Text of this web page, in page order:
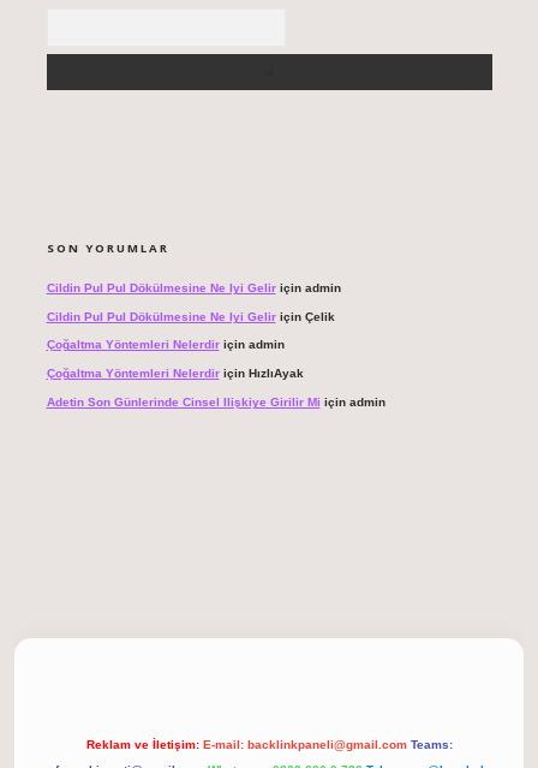
SON YORUMLAR
Cildin Pul Pul Dökülmesine Ne Iyi Geliriçin admin
Cildin Pul Pul Dökülmesine Ne Iyi Geliriçin Çelik
Çoğaltma Yöntemleri Nelerdiriçin admin
Çoğaltma Yöntemleri Nelerdiriçin HızlıAyak
Adetin Son Günlerinde Cinsel Ilişkiye Girilir Mi için admin
Reklam ve İletişim: E-mail: backlinkpaneli@gmail.com Teams: